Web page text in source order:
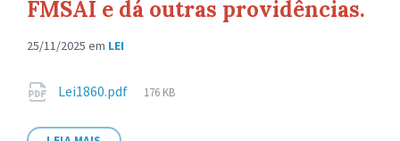
FMSAI e dá outras providências.
25/11/2025 em LEI
Anexos
Lei1860.pdf
Tamanho
176 KB